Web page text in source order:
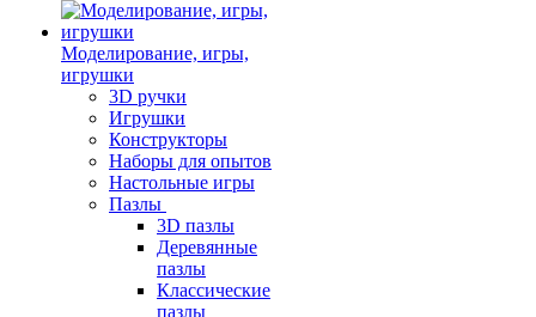
Моделирование, игры,
игрушки
3D ручки
Игрушки
Конструкторы
Наборы для опытов
Настольные игры
Пазлы
3D пазлы
Деревянные
пазлы
Классические
пазлы